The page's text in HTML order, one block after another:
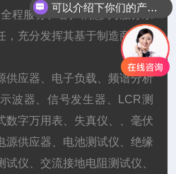
程服务、客户满意”为服务宗
，充分发挥其基于制造商、用
供应器、电子负载、频谱分析
波器、信号发生器、LCR测
数字万用表、失真仪、、毫伏
源供应器、电池测试仪、绝缘
仪、交流接地电阻测试仪、
可以介绍下你们的产品么